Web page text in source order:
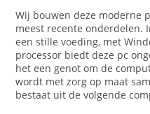
Wij bouwen deze moderne
meest recente onderdelen.
een stille voeding, met
processor biedt deze pc
het een genot om de
wordt met zorg op maat
bestaat uit de volgende